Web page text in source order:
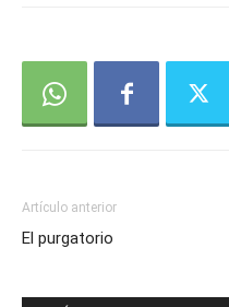
Artículo anterior
El purgatorio